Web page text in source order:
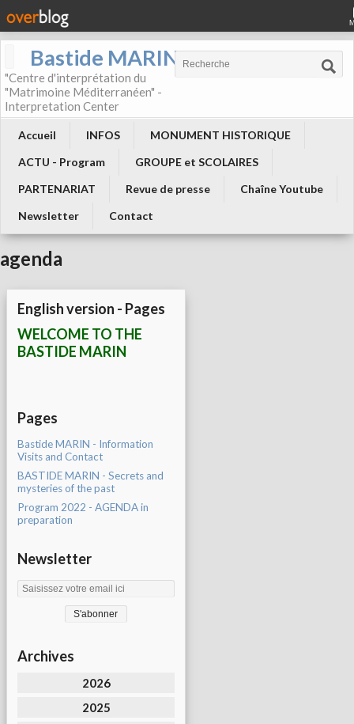
Bastide MARIN
"Centre d'interprétation du
"Matrimoine Méditerranéen" -
Interpretation Center
Accueil INFOS
MONUMENT HISTORIQUE
ACTU - Program
GROUPE et SCOLAIRES
PARTENARIAT
Revue de presse
Chaîne Youtube
Newsletter
Contact
agenda
English version - Pages
WELCOME TO THE
BASTIDE MARIN
Pages
Bastide MARIN - Information
Visits and Contact
BASTIDE MARIN - Secrets and
mysteries of the past
Program 2022 - AGENDA in
preparation
Newsletter
Archives
2026
2025